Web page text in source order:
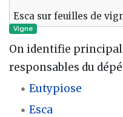
Esca sur feuilles de
Vigne
On identifie
responsables du
Eutypiose
Esca